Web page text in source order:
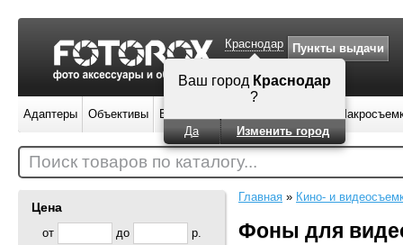
Цена
от до р.
Главная » Кино- и
Фоны для
Краснодар
Ваш городКраснодар
Да Изменить город
Пункты выдачи
Адаптеры Объективы Вспышки
Поиск товаров по каталогу...